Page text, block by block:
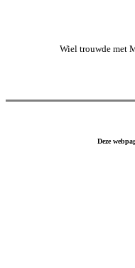
Wiel trouwde met
Deze